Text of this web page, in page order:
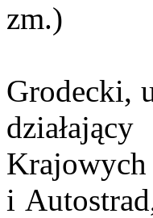
zm.)
Grodecki,
Krajowych
i